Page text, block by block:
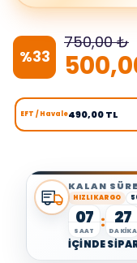
%33
750,00 ₺
EFT / Havale490,00 TL
KALAN SÜRE
HIZLI KARGO
07
SAAT : 27
DAKİKA
İÇİNDE